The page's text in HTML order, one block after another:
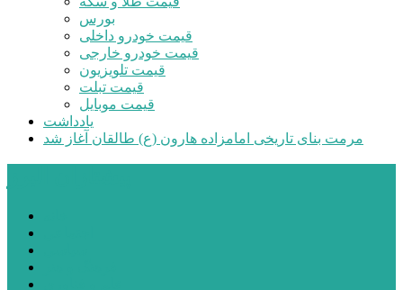
بورس
قیمت خودرو داخلی
قیمت خودرو خارجی
قیمت تلویزیون
قیمت تبلت
قیمت موبایل
یادداشت
مرمت بنای تاریخی امامزاده هارون (ع) طالقان آغاز شد